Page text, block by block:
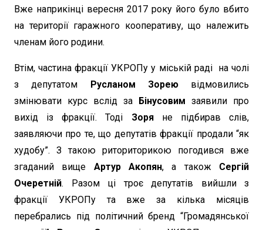
Вже наприкінці вересня 2017 року його було вбито
на території гаражного кооперативу, що належить
членам його родини.
Втім, частина фракції УКРОПу у міській раді на чолі
з депутатом
Русланом Зореювідмовились
змінювати курс вслід за
Бінусовим заявили про
вихід із фракції. Тоді Зоря не підбирав слів,
заявляючи про те, що депутатів фракції продали “як
худобу”. З такою риториторикою погодився вже
згаданий вище Артур Акопян, а також Сергій
Очеретній. Разом ці троє депутатів вийшли з
фракції УКРОПу та вже за кілька місяців
перебрались під політичний бренд “Громадянської